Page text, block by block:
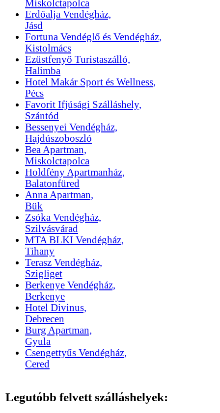
Miskolctapolca
Erdőalja Vendégház,
Jásd
Fortuna Vendéglő és Vendégház,
Kistolmács
Ezüstfenyő Turistaszálló,
Halimba
Hotel Makár Sport és Wellness,
Pécs
Favorit Ifjúsági Szálláshely,
Szántód
Bessenyei Vendégház,
Hajdúszoboszló
Bea Apartman,
Miskolctapolca
Holdfény Apartmanház,
Balatonfüred
Anna Apartman,
Bük
Zsóka Vendégház,
Szilvásvárad
MTA BLKI Vendégház,
Tihany
Terasz Vendégház,
Szigliget
Berkenye Vendégház,
Berkenye
Hotel Divinus,
Debrecen
Burg Apartman,
Gyula
Csengettyűs Vendégház,
Cered
Legutóbb felvett szálláshelyek: